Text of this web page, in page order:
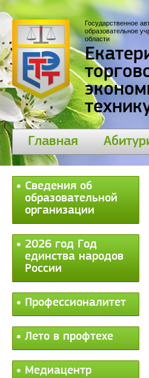
Государственное
образовательное
области
Главная
Сведения об
образовательной
организации
2026 год Год
единства народов
России
Профессионалитет
Лето в профтехе
Медиацентр